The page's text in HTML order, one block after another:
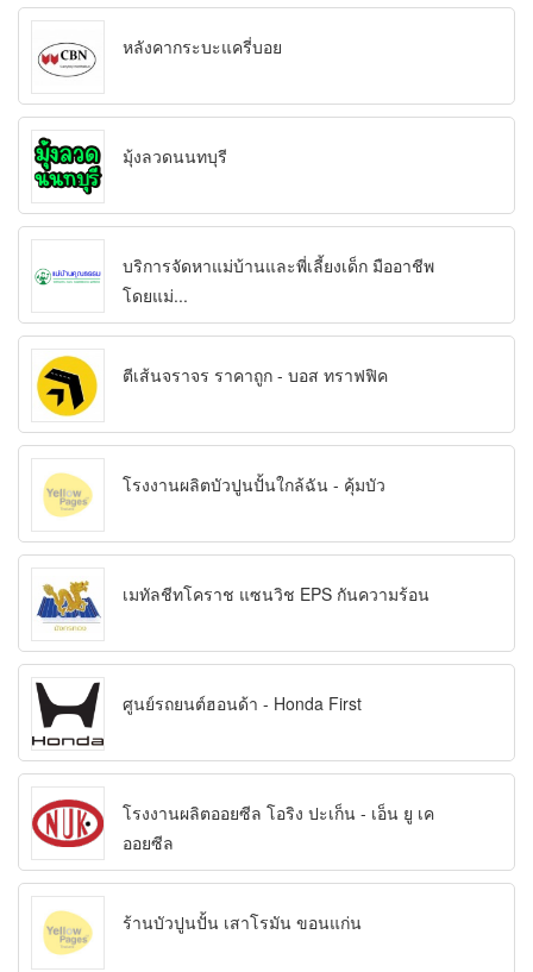
หลังคากระบะแครี่บอย
มุ้งลวดนนทบุรี
บริการจัดหาแม่บ้านและพี่เลี้ยงเด็ก มืออาชีพ
โดยแม่...
ตีเส้นจราจร ราคาถูก - บอส ทราฟฟิค
โรงงานผลิตบัวปูนปั้นใกล้ฉัน - คุ้มบัว
เมทัลชีทโคราช แซนวิช EPS กันความร้อน
ศูนย์รถยนต์ฮอนด้า - Honda First
โรงงานผลิตออยซีล โอริง ปะเก็น - เอ็น ยู เค
ออยซีล
ร้านบัวปูนปั้น เสาโรมัน ขอนแก่น